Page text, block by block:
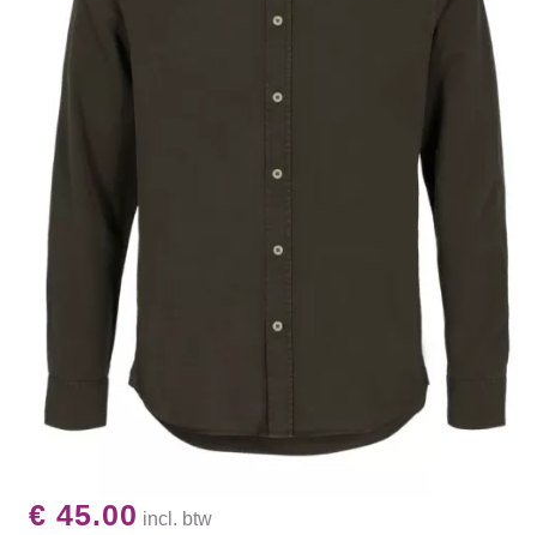
€ 45.00 incl. btw